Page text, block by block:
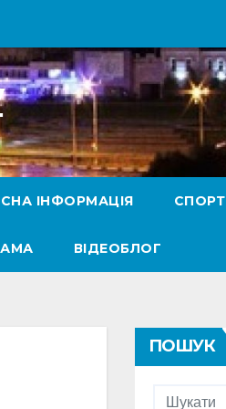
ІНФОРМАЦІЯ СПОРТ
ВІДЕОБЛОГ
ПОШУК